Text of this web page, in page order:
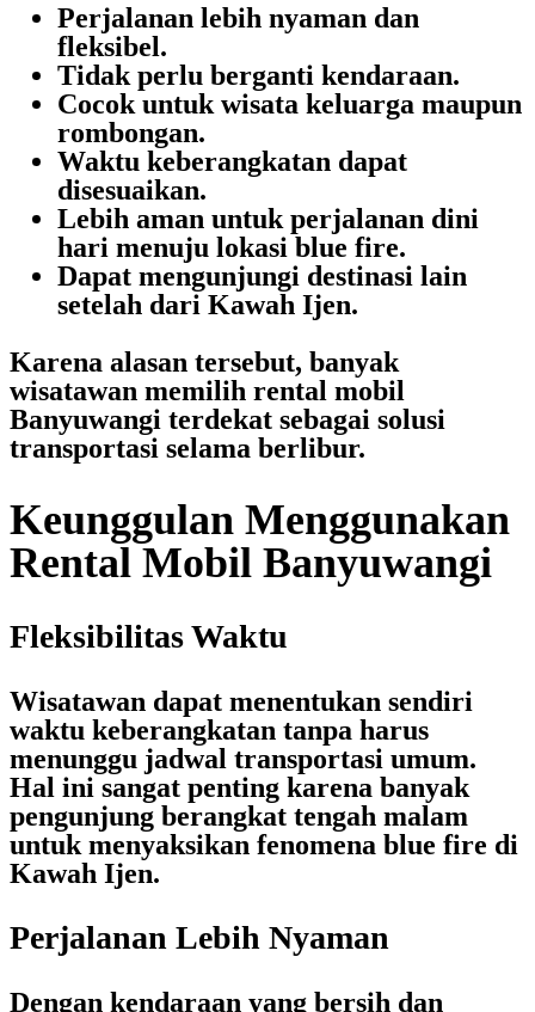
Perjalanan lebih nyaman dan
fleksibel.
Tidak perlu berganti kendaraan.
Cocok untuk wisata keluarga maupun
rombongan.
Waktu keberangkatan dapat
disesuaikan.
Lebih aman untuk perjalanan dini
hari menuju lokasi blue fire.
Dapat mengunjungi destinasi lain
setelah dari Kawah Ijen.
Karena alasan tersebut, banyak
wisatawan memilih rental mobil
Banyuwangi terdekat sebagai solusi
transportasi selama berlibur.
Keunggulan Menggunakan
Rental Mobil Banyuwangi
Fleksibilitas Waktu
Wisatawan dapat menentukan sendiri
waktu keberangkatan tanpa harus
menunggu jadwal transportasi umum.
Hal ini sangat penting karena banyak
pengunjung berangkat tengah malam
untuk menyaksikan fenomena blue fire di
Kawah Ijen.
Perjalanan Lebih Nyaman
Dengan kendaraan yang bersih dan